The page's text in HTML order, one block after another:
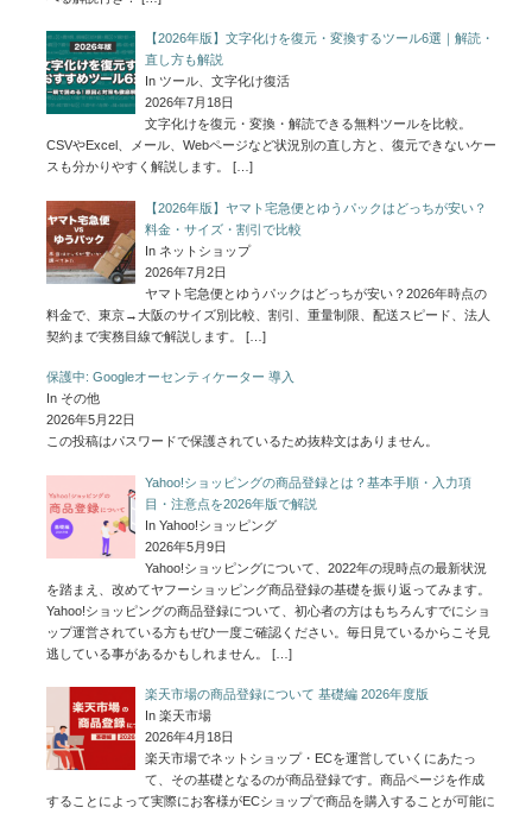
【2026年版】文字化けを復元・変換するツール6選｜解読・
直し方も解説
In ツール、文字化け復活
2026年7月18日
文字化けを復元・変換・解読できる無料ツールを比較。
CSVやExcel、メール、Webページなど状況別の直し方と、復元できないケー
スも分かりやすく解説します。
[…]
【2026年版】ヤマト宅急便とゆうパックはどっちが安い？
料金・サイズ・割引で比較
In ネットショップ
2026年7月2日
ヤマト宅急便とゆうパックはどっちが安い？2026年時点の
料金で、東京→大阪のサイズ別比較、割引、重量制限、配送スピード、法人
契約まで実務目線で解説します。
[…]
保護中: Googleオーセンティケーター 導入
In その他
2026年5月22日
この投稿はパスワードで保護されているため抜粋文はありません。
Yahoo!ショッピングの商品登録とは？基本手順・入力項
目・注意点を2026年版で解説
In Yahoo!ショッピング
2026年5月9日
Yahoo!ショッピングについて、2022年の現時点の最新状況
を踏まえ、改めてヤフーショッピング商品登録の基礎を振り返ってみます。
Yahoo!ショッピングの商品登録について、初心者の方はもちろんすでにショ
ップ運営されている方もぜひ一度ご確認ください。毎日見ているからこそ見
逃している事があるかもしれません。
[…]
楽天市場の商品登録について 基礎編 2026年度版
In 楽天市場
2026年4月18日
楽天市場でネットショップ・ECを運営していくにあたっ
て、その基礎となるのが商品登録です。商品ページを作成
することによって実際にお客様がECショップで商品を購入することが可能に